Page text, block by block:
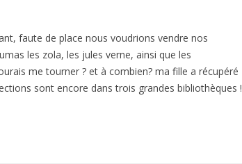
faute de place nous voudrions vendre nos
les zola, les jules verne, ainsi que les
me tourner ? et à combien? ma fille a récupéré
sont encore dans trois grandes bibliothèques !